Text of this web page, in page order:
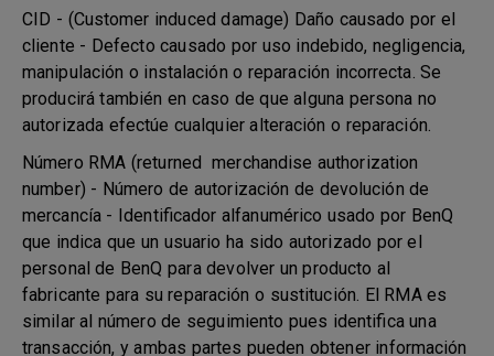
CID - (Customer induced damage) Daño causado por el
cliente - Defecto causado por uso indebido, negligencia,
manipulación o instalación o reparación incorrecta. Se
producirá también en caso de que alguna persona no
autorizada efectúe cualquier alteración o reparación.
Número RMA (returned merchandise authorization
number) - Número de autorización de devolución de
mercancía - Identificador alfanumérico usado por BenQ
que indica que un usuario ha sido autorizado por el
personal de BenQ para devolver un producto al
fabricante para su reparación o sustitución. El RMA es
similar al número de seguimiento pues identifica una
transacción, y ambas partes pueden obtener información